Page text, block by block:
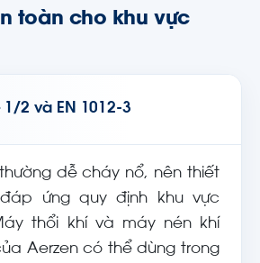
toàn cho khu vực
1/2 và EN 1012-3
dễ cháy nổ, nên thiết
ứng quy định khu vực
thổi khí và máy nén khí
Aerzen có thể dùng trong